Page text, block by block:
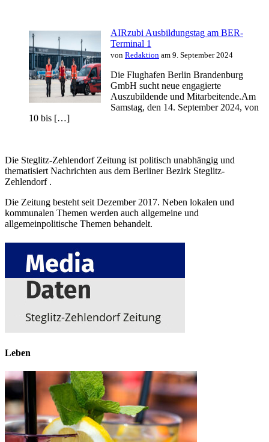
AIRzubi Ausbildungstag am BER-
Terminal 1
von Redaktion am 9. September 2024
Die Flughafen Berlin Brandenburg
GmbH sucht neue engagierte
Auszubildende und Mitarbeitende.Am
Samstag, den 14. September 2024, von
10 bis […]
Die Steglitz-Zehlendorf Zeitung ist politisch unabhängig und
thematisiert Nachrichten aus dem Berliner Bezirk Steglitz-
Zehlendorf .
Die Zeitung besteht seit Dezember 2017. Neben lokalen und
kommunalen Themen werden auch allgemeine und
allgemeinpolitische Themen behandelt.
Leben